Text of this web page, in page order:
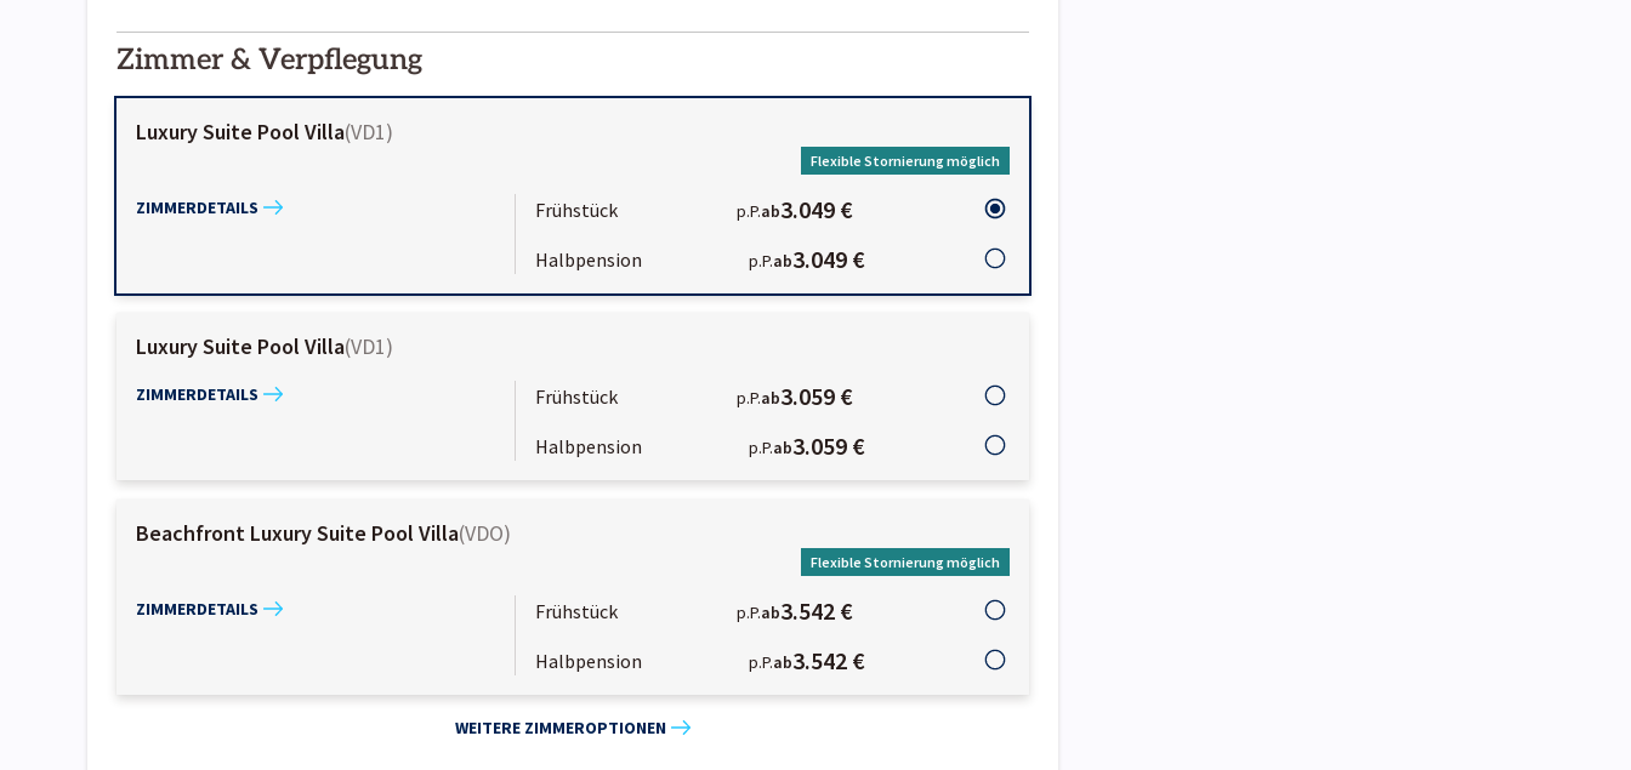
01-02
Zimmer & Verpflegung
Luxury Suite Pool Villa(VD1)
Flexible Stornierung möglich
ZIMMERDETAILS Frühstück p.P.ab3.049 €
Halbpension p.P.ab3.049 €
Luxury Suite Pool Villa(VD1)
ZIMMERDETAILS Frühstück p.P.ab3.059 €
Halbpension p.P.ab3.059 €
Beachfront Luxury Suite Pool Villa(VDO)
Flexible Stornierung möglich
ZIMMERDETAILS Frühstück p.P.ab3.542 €
Halbpension p.P.ab3.542 €
WEITERE ZIMMEROPTIONEN